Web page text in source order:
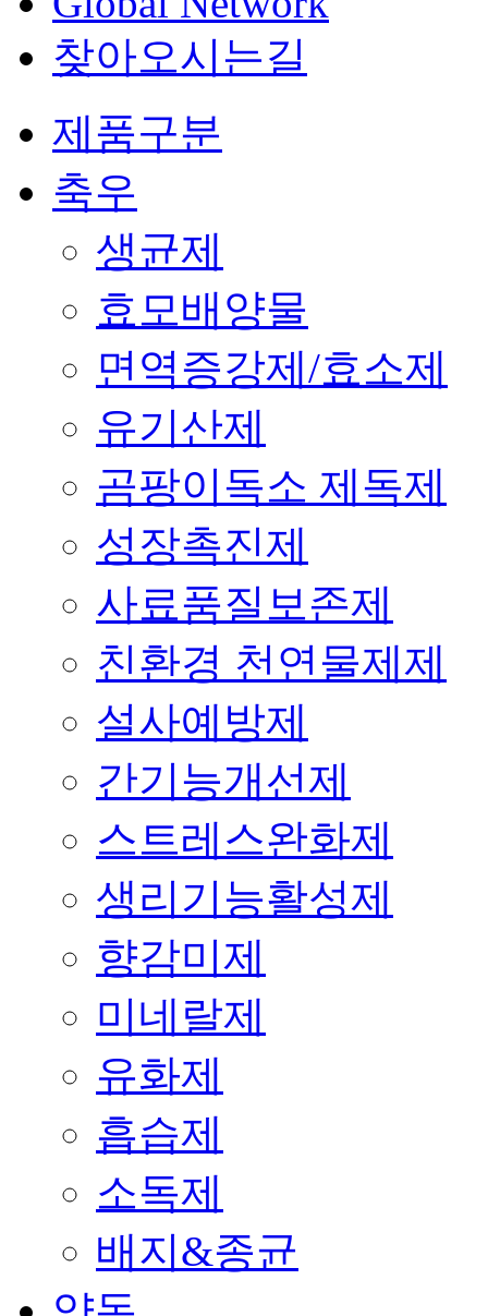
찾아오시는길
제품구분
축우
생균제
효모배양물
면역증강제/효소제
유기산제
곰팡이독소 제독제
성장촉진제
사료품질보존제
친환경 천연물제제
설사예방제
간기능개선제
스트레스완화제
생리기능활성제
향감미제
미네랄제
유화제
흡습제
소독제
배지&종균